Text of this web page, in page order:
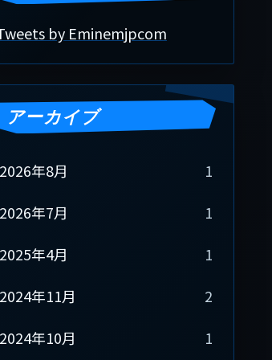
by Eminemjpcom
アーカイブ
2026年8月
1
2026年7月
1
2025年4月
1
2024年11月
2
2024年10月
1